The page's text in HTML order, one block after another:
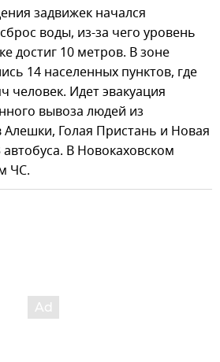
задвижек начался
воды, из-за чего уровень
достиг 10 метров. В зоне
14 населенных пунктов, где
человек. Идет эвакуация
вывоза людей из
Алешки, Голая Пристань и Новая
В Новокаховском
ЧС.